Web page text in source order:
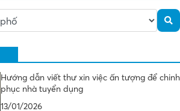
Hướng dẫn viết thư xin việc ấn tượng để chinh
phục nhà tuyển dụng
13/01/2026